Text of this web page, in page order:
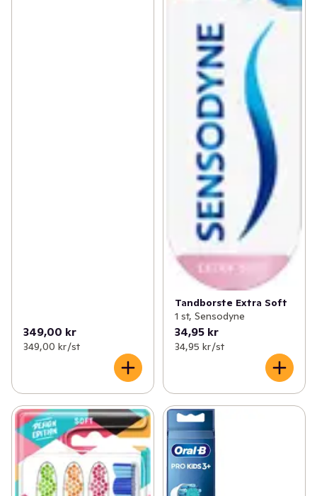
349,00 kr
349,00 kr /st
Tandborste Extra Soft
1 st, Sensodyne
34,95 kr
34,95 kr /st